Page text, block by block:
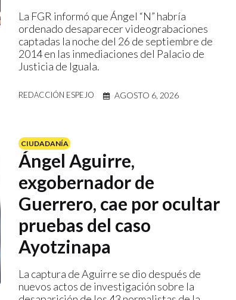
La FGR informó que Ángel “N” habría
ordenado desaparecer videograbaciones
captadas la noche del 26 de septiembre de
2014 en las inmediaciones del Palacio de
Justicia de Iguala.
REDACCIÓN ESPEJO AGOSTO 6, 2026
CIUDADANÍA
Ángel Aguirre,
exgobernador de
Guerrero, cae por ocultar
pruebas del caso
Ayotzinapa
La captura de Aguirre se dio después de
nuevos actos de investigación sobre la